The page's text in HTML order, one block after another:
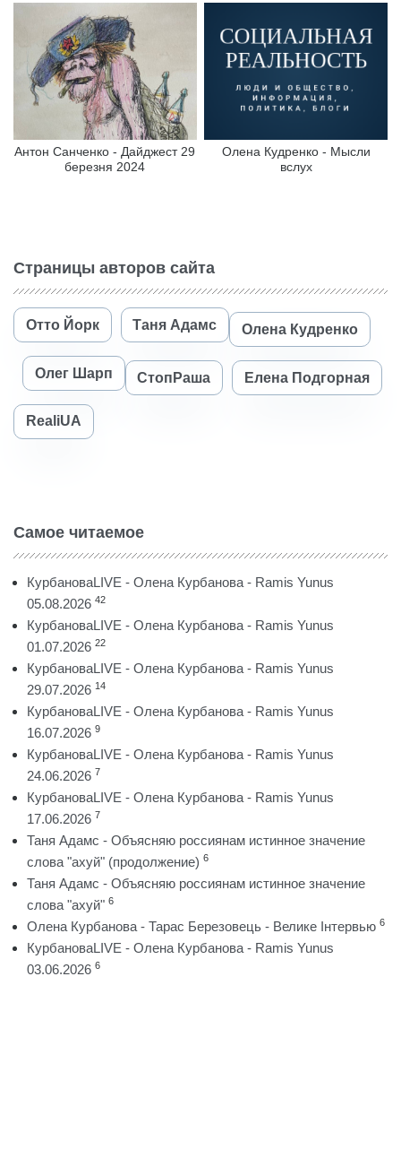
Антон Санченко - Дайджест 29
березня 2024
Олена Кудренко - Мысли
вслух
Страницы авторов сайта
Отто Йорк Таня Адамс Олена Кудренко
Олег Шарп СтопРаша Елена Подгорная
RealiUA
Самое читаемое
КурбановаLIVE - Олена Курбанова - Ramis Yunus
05.08.2026 42
КурбановаLIVE - Олена Курбанова - Ramis Yunus
01.07.2026 22
КурбановаLIVE - Олена Курбанова - Ramis Yunus
29.07.2026 14
КурбановаLIVE - Олена Курбанова - Ramis Yunus
16.07.2026 9
КурбановаLIVE - Олена Курбанова - Ramis Yunus
24.06.2026 7
КурбановаLIVE - Олена Курбанова - Ramis Yunus
17.06.2026 7
Таня Адамс - Объясняю россиянам истинное значение
слова "ахуй" (продолжение) 6
Таня Адамс - Объясняю россиянам истинное значение
слова "ахуй" 6
Олена Курбанова - Тарас Березовець - Велике Інтервью 6
КурбановаLIVE - Олена Курбанова - Ramis Yunus
03.06.2026 6